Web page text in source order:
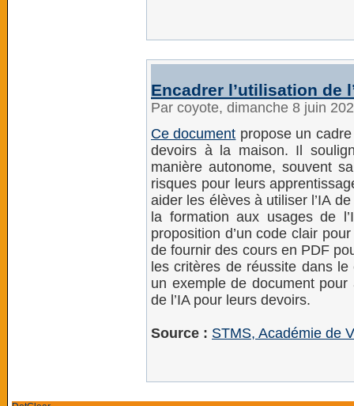
Encadrer l’utilisation de
Par coyote, dimanche 8 juin
Ce document propose un
devoirs à la maison. Il
manière autonome, souvent
risques pour leurs
aider les élèves à utiliser l’IA
la formation aux usages de
proposition d’un code clair
de fournir des cours en PDF
les critères de réussite dans le
un exemple de document pour
de l’IA pour leurs devoirs.
Source : STMS, Académie de